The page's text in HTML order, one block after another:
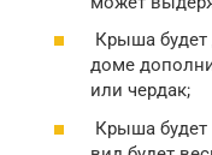
Крыша будет
доме
или чердак;
Крыша будет